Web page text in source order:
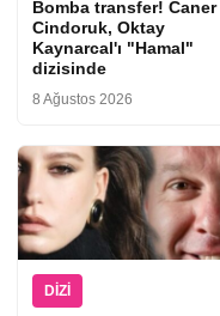
Bomba transfer! Caner
Cindoruk, Oktay
Kaynarcal'ı "Hamal"
dizisinde
8 Ağustos 2026
DIZI